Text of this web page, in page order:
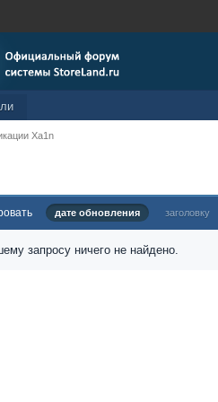
Xa1n
дате обновления заголовку
запросу ничего не найдено.